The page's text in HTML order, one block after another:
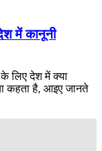
में कानूनी
के लिए देश में क्या
कहता है, आइए जानते